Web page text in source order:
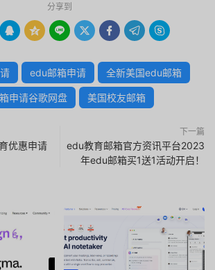
分享到
      
edu邮箱申请 全新美国edu邮箱
申请谷歌网盘 美国校友邮箱
优惠申请
下一篇
edu教育邮箱官方资讯平台2023
年edu邮箱买1送1活动开启！